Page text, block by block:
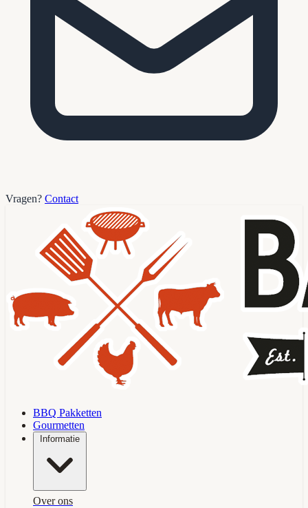
Vragen? Contact
BBQ Pakketten
Gourmetten
Informatie
Over ons